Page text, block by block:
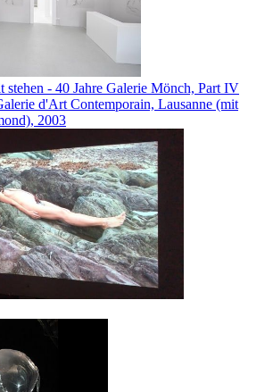
- 40 Jahre Galerie Mönch, Part IV
d'Art Contemporain, Lausanne (mit
2003